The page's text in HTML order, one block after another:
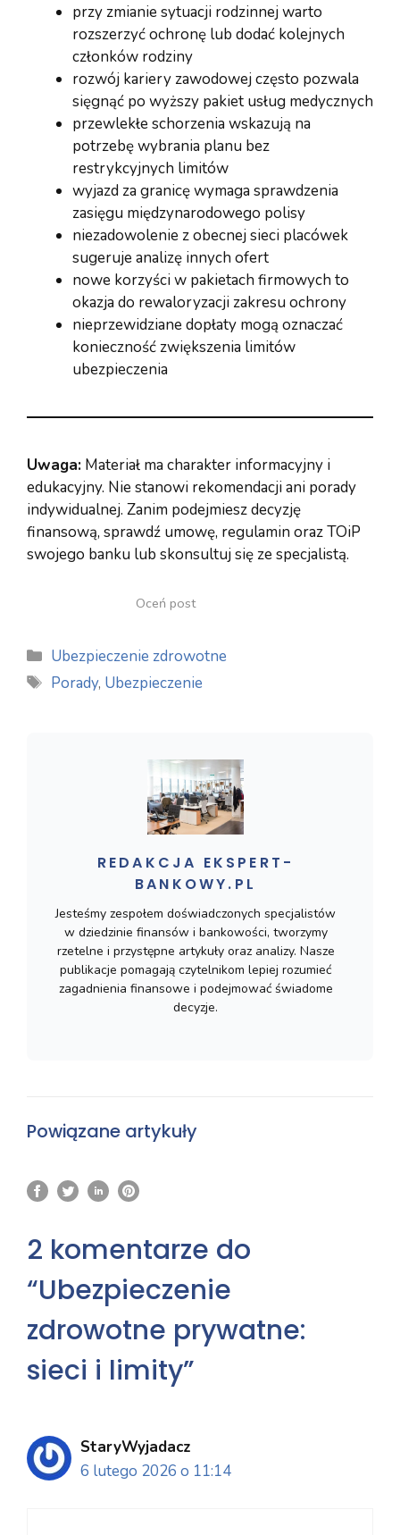
przy zmianie sytuacji rodzinnej warto
rozszerzyć ochronę lub dodać kolejnych
członków rodziny
rozwój kariery zawodowej często pozwala
sięgnąć po wyższy pakiet usług medycznych
przewlekłe schorzenia wskazują na
potrzebę wybrania planu bez
restrykcyjnych limitów
wyjazd za granicę wymaga sprawdzenia
zasięgu międzynarodowego polisy
niezadowolenie z obecnej sieci placówek
sugeruje analizę innych ofert
nowe korzyści w pakietach firmowych to
okazja do rewaloryzacji zakresu ochrony
nieprzewidziane dopłaty mogą oznaczać
konieczność zwiększenia limitów
ubezpieczenia
Uwaga: Materiał ma charakter informacyjny i
edukacyjny. Nie stanowi rekomendacji ani porady
indywidualnej. Zanim podejmiesz decyzję
finansową, sprawdź umowę, regulamin oraz TOiP
swojego banku lub skonsultuj się ze specjalistą.
Oceń post
Kategorie
Ubezpieczenie zdrowotne
Tagi
Porady, Ubezpieczenie
REDAKCJA EKSPERT-
BANKOWY.PL
Jesteśmy zespołem doświadczonych specjalistów
w dziedzinie finansów i bankowości, tworzymy
rzetelne i przystępne artykuły oraz analizy. Nasze
publikacje pomagają czytelnikom lepiej rozumieć
zagadnienia finansowe i podejmować świadome
decyzje.
Powiązane artykuły
2 komentarze do
“Ubezpieczenie
zdrowotne prywatne:
sieci i limity”
StaryWyjadacz
6 lutego 2026 o 11:14